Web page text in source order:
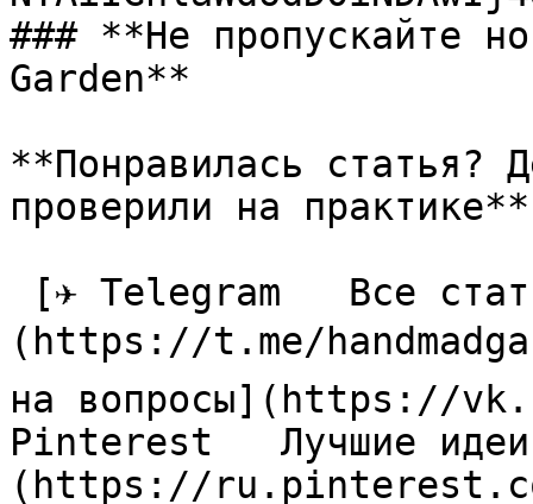
### **Не пропускайте
Garden**
**Понравилась статья?
проверили на практике**
(https://t.me/
на вопросы](https://
Pinterest   Лучшие
(https://